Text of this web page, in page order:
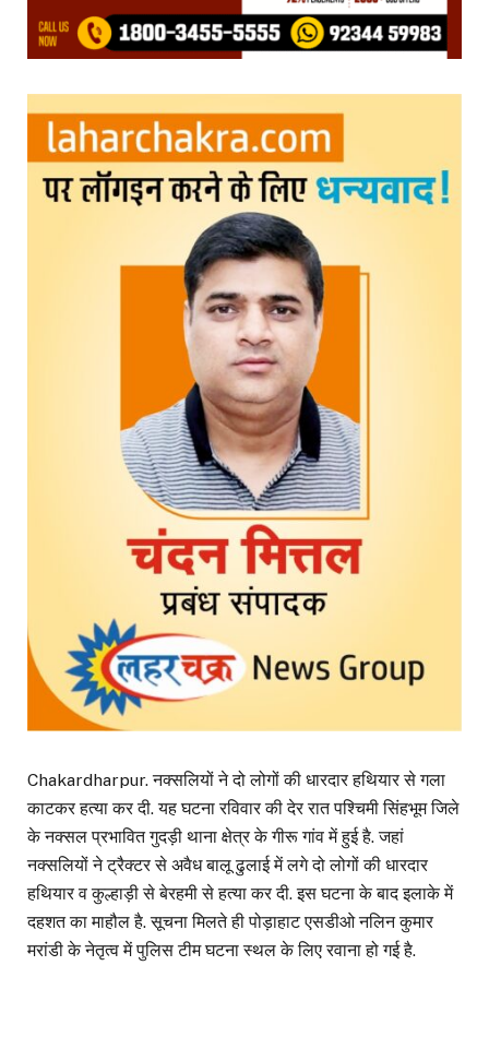
Chakardharpur. नक्सलियों ने दो लोगों की धारदार हथियार से गला
काटकर हत्या कर दी. यह घटना रविवार की देर रात पश्चिमी सिंहभूम जिले
के नक्सल प्रभावित गुदड़ी थाना क्षेत्र के गीरू गांव में हुई है. जहां
नक्सलियों ने ट्रैक्टर से अवैध बालू ढुलाई में लगे दो लोगों की धारदार
हथियार व कुल्हाड़ी से बेरहमी से हत्या कर दी. इस घटना के बाद इलाके में
दहशत का माहौल है. सूचना मिलते ही पोड़ाहाट एसडीओ नलिन कुमार
मरांडी के नेतृत्व में पुलिस टीम घटना स्थल के लिए रवाना हो गई है.